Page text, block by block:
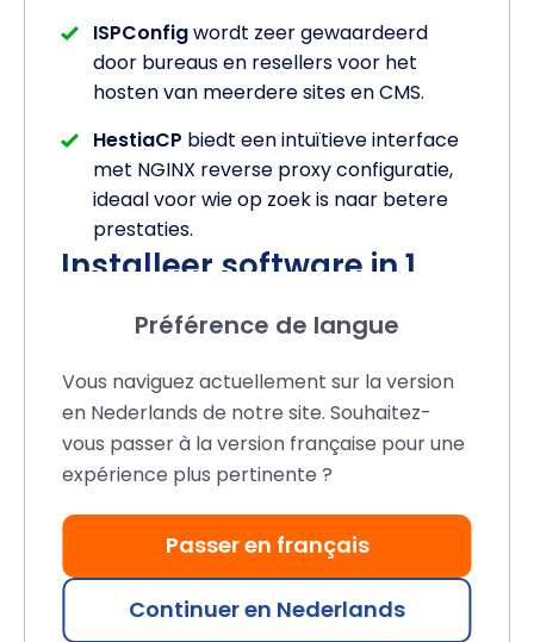
ISPConfigwordt zeer gewaardeerd
door bureaus en resellers voor het
hosten van meerdere sites en CMS.
HestiaCP biedt een intuïtieve interface
met NGINX reverse proxy configuratie,
ideaal voor wie op zoek is naar betere
prestaties.
Installeer software in 1
klik op uw beheerde
Installeer eenvoudig uw favoriete
applicaties en CMS om uw site in recordtijd
te lanceren.
Profiteer metISPConfigvan de
auto-installer (beperkte
gratis versie, volledige licentie optioneel
of inbegrepen bij onzecPanel servers
Préférence de langue
Vous naviguez actuellement sur la version
en Nederlands de notre site. Souhaitez-
vous passer à la version française pour une
expérience plus pertinente ?
Passer en français
Continuer en Nederlands